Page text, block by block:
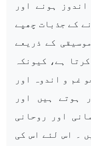
ہونے اور
کے جذبات چھپے
کے ذریعے
ہے، کیونکہ
غم و اندوہ اور
ہوتے ہیں اور
اور روحانی
۔ اس لئے اس کی